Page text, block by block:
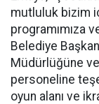
mutluluk bizim
programımıza
Belediye
Müdürlüğüne
personeline
oyun alanı ve